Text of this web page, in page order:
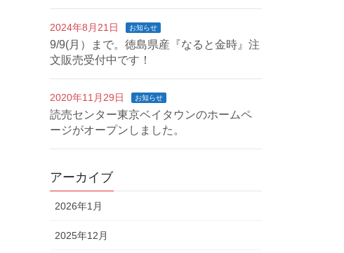
2024年8月21日 お知らせ
9/9(月）まで。徳島県産『なると金時』注
文販売受付中です！
2020年11月29日 お知らせ
読売センター東京ベイタウンのホームペ
ージがオープンしました。
アーカイブ
2026年1月
2025年12月